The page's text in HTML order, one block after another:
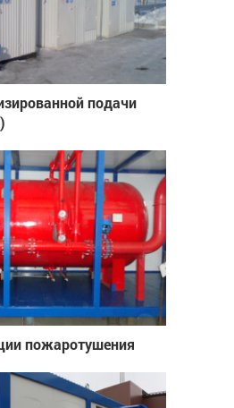
подачи
пожаротушения